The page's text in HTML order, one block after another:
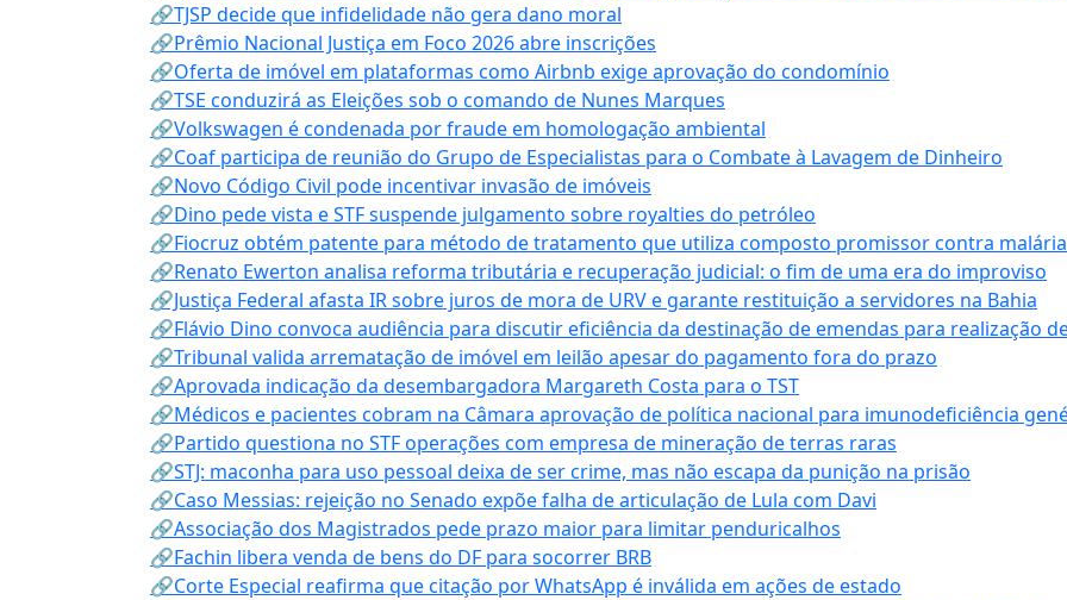
🔗TJSP decide que infidelidade não gera dano moral
🔗Prêmio Nacional Justiça em Foco 2026 abre inscrições
🔗Oferta de imóvel em plataformas como Airbnb exige aprovação do condomínio
🔗TSE conduzirá as Eleições sob o comando de Nunes Marques
🔗Volkswagen é condenada por fraude em homologação ambiental
🔗Coaf participa de reunião do Grupo de Especialistas para o Combate à Lavagem de Dinheiro
🔗Novo Código Civil pode incentivar invasão de imóveis
🔗Dino pede vista e STF suspende julgamento sobre royalties do petróleo
🔗Fiocruz obtém patente para método de tratamento que utiliza composto promissor contra
🔗Renato Ewerton analisa reforma tributária e recuperação judicial: o fim de uma era do improviso
🔗Justiça Federal afasta IR sobre juros de mora de URV e garante restituição a servidores na Bahia
🔗Flávio Dino convoca audiência para discutir eficiência da destinação de emendas para realização
🔗Tribunal valida arrematação de imóvel em leilão apesar do pagamento fora do prazo
🔗Aprovada indicação da desembargadora Margareth Costa para o TST
🔗Médicos e pacientes cobram na Câmara aprovação de política nacional para imunodeficiência
🔗Partido questiona no STF operações com empresa de mineração de terras raras
🔗STJ: maconha para uso pessoal deixa de ser crime, mas não escapa da punição na prisão
🔗Caso Messias: rejeição no Senado expõe falha de articulação de Lula com Davi
🔗Associação dos Magistrados pede prazo maior para limitar penduricalhos
🔗Fachin libera venda de bens do DF para socorrer BRB
🔗Corte Especial reafirma que citação por WhatsApp é inválida em ações de estado